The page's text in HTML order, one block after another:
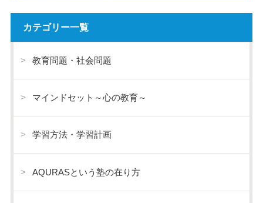
カテゴリー一覧
教育問題・社会問題
マインドセット～心の教育～
学習方法・学習計画
AQURASという塾の在り方